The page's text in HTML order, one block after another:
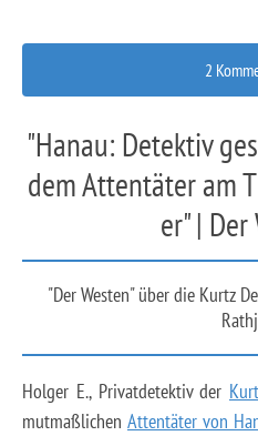
2
"Hanau: Detektiv
dem Attentäter am
er" | Der
"Der Westen" über die Kurtz
Holger E., Privatdetektiv der
mutmaßlichen Attentäter von